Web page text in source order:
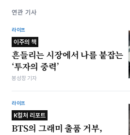
연관 기사
라이프
이주의 책
흔들리는 시장에서 나를 붙잡는
‘투자의 중력’
봉성창 기자
라이프
K컬처 리포트
BTS의 그래미 출품 거부,